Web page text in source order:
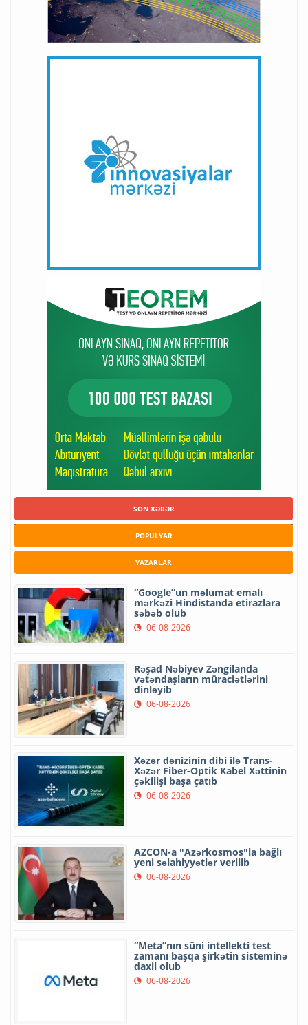
SON XƏBƏR
POPULYAR
YAZARLAR
“Google”un məlumat emalı
mərkəzi Hindistanda etirazlara
səbəb olub
06-08-2026
Rəşad Nəbiyev Zəngilanda
vətəndaşların müraciətlərini
dinləyib
06-08-2026
Xəzər dənizinin dibi ilə Trans-
Xəzər Fiber-Optik Kabel Xəttinin
çəkilişi başa çatıb
06-08-2026
AZCON-a "Azərkosmos"la bağlı
yeni səlahiyyətlər verilib
06-08-2026
“Meta”nın süni intellekti test
zamanı başqa şirkətin sisteminə
daxil olub
06-08-2026